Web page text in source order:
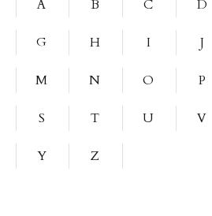
A B C D
G H I J
M N O P
S T U V
Y Z